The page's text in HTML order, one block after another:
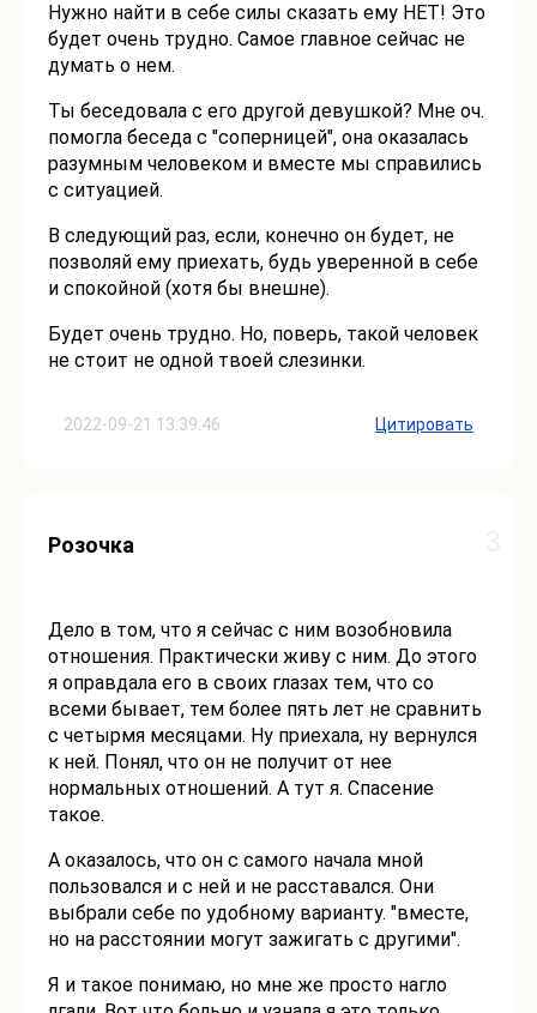
2022-09-21 13:39:46
Нужно найти в себе силы сказать ему НЕТ! Это
будет очень трудно. Самое главное сейчас не
думать о нем.
Ты беседовала с его другой девушкой? Мне оч.
помогла беседа с "соперницей", она оказалась
разумным человеком и вместе мы справились
с ситуацией.
В следующий раз, если, конечно он будет, не
позволяй ему приехать, будь уверенной в себе
и спокойной (хотя бы внешне).
Будет очень трудно. Но, поверь, такой человек
не стоит не одной твоей слезинки.
Цитировать
Розочка
Дело в том, что я сейчас с ним возобновила
отношения. Практически живу с ним. До этого
я оправдала его в своих глазах тем, что со
всеми бывает, тем более пять лет не сравнить
с четырмя месяцами. Ну приехала, ну вернулся
к ней. Понял, что он не получит от нее
нормальных отношений. А тут я. Спасение
такое.
А оказалось, что он с самого начала мной
пользовался и с ней и не расставался. Они
выбрали себе по удобному варианту. "вместе,
но на расстоянии могут зажигать с другими".
Я и такое понимаю, но мне же просто нагло